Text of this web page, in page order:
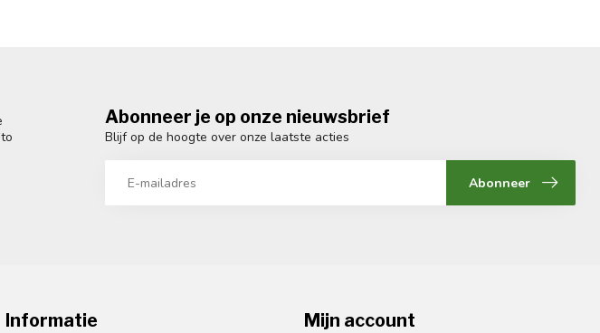
Abonneer je op onze nieuwsbrief
Blijf op de hoogte over onze laatste acties
Abonneer
Informatie Mijn account